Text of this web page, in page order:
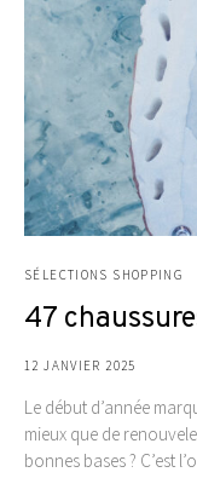
SÉLECTIONS SHOPPING
47
12 JANVIER 2025
Le début d’année
mieux que de
bonnes bases ? C’est